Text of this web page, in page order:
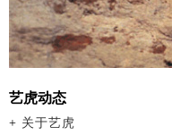
艺虎动态
+ 关于艺虎